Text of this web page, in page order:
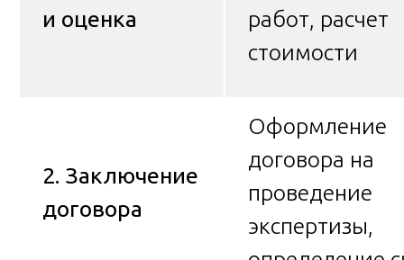
и оценка
работ, расчет
стоимости
2. Заключение
договора
Оформление
договора на
проведение
экспертизы,